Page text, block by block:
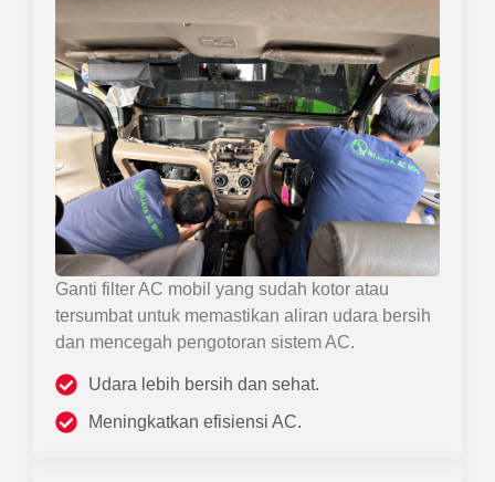
Ganti filter AC mobil yang sudah kotor atau
tersumbat untuk memastikan aliran udara bersih
dan mencegah pengotoran sistem AC.
Udara lebih bersih dan sehat.
Meningkatkan efisiensi AC.